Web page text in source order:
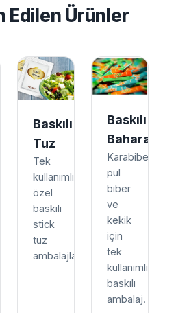
Edilen Ürünler
Baskılı
Tuz
Tek
kullanımlık,
özel
baskılı
stick
tuz
ambalajları.
Baskılı
Baharat
Karabiber,
pul
biber
ve
kekik
için
tek
kullanımlık
baskılı
ambalaj.